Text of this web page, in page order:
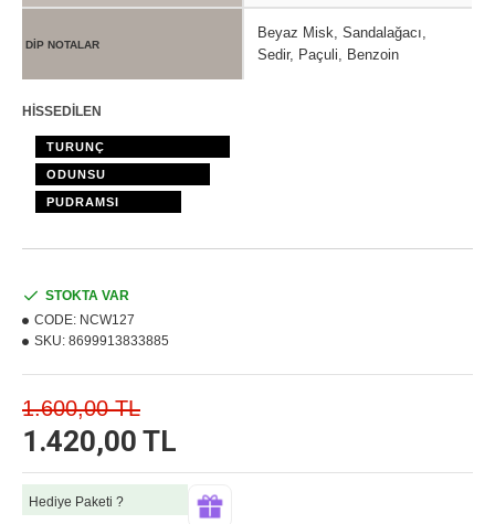
DİP NOTALAR
Beyaz Misk, Sandalağacı,
Sedir, Paçuli, Benzoin
HİSSEDİLEN
TURUNÇ
ODUNSU
PUDRAMSI
1.420,00 TL
1.600,00 TL
STOKTA VAR
CODE: NCW127
SKU: 8699913833885
Hediye Paketi ?